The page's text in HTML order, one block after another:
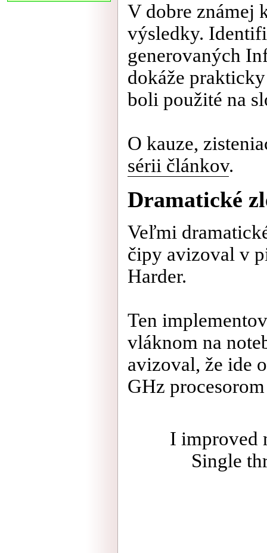
V dobre známej
výsledky.
generovaných
dokáže
boli použité na
O kauze,
sérii článkov.
Dramatické
Veľmi
čipy avizoval v
Harder.
Ten
vláknom na
avizoval, že ide
GHz
I improved
Single